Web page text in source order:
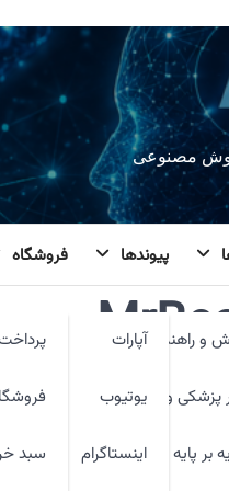
هوش مصنوعی
و راهنما
پزشکی و فنآوری
بر پایه شواهد
پیوندها
آپارات
یوتیوب
اینستاگرام
فروشگاه
سبد